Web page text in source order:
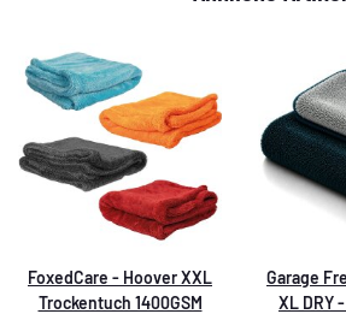
FoxedCare - Hoover XXL
Trockentuch 1400GSM
Garage
XL DRY